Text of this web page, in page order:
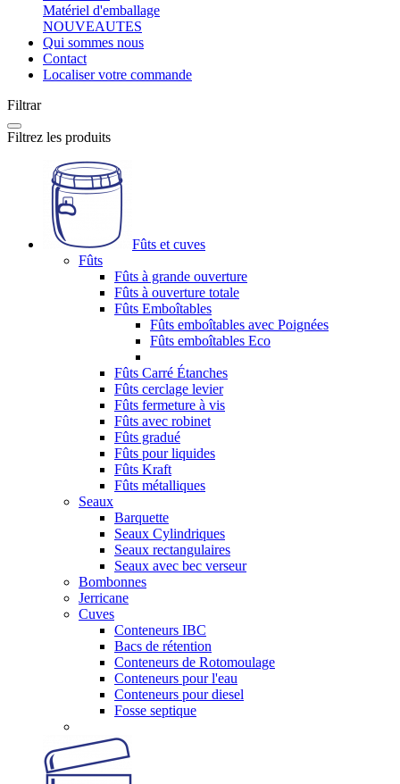
Matériel d'emballage
NOUVEAUTES
Qui sommes nous
Contact
Localiser votre commande
Filtrar
Filtrez les produits
Fûts et cuves
Fûts
Fûts à grande ouverture
Fûts à ouverture totale
Fûts Emboîtables
Fûts emboîtables avec Poignées
Fûts emboîtables Eco
Fûts Carré Étanches
Fûts cerclage levier
Fûts fermeture à vis
Fûts avec robinet
Fûts gradué
Fûts pour liquides
Fûts Kraft
Fûts métalliques
Seaux
Barquette
Seaux Cylindriques
Seaux rectangulaires
Seaux avec bec verseur
Bombonnes
Jerricane
Cuves
Conteneurs IBC
Bacs de rétention
Conteneurs de Rotomoulage
Conteneurs pour l'eau
Conteneurs pour diesel
Fosse septique